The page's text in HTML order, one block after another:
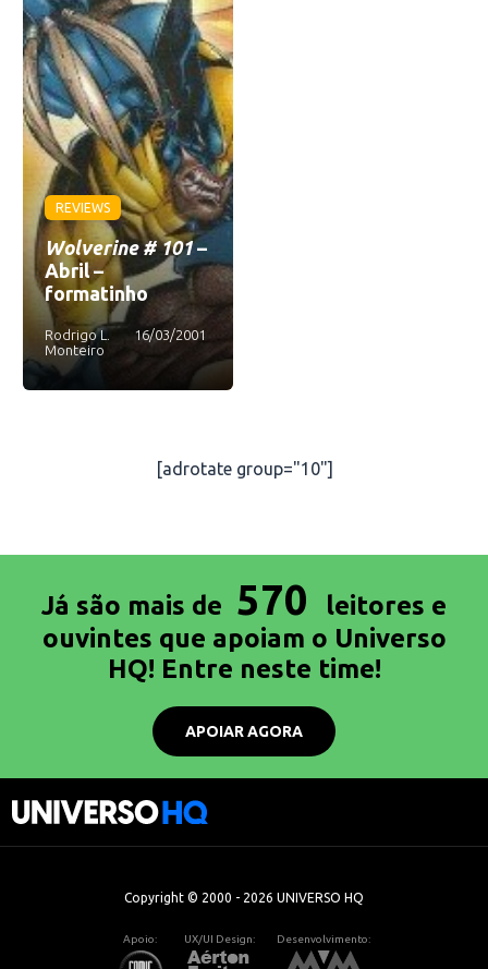
REVIEWS
Wolverine # 101–
Abril –
formatinho
Rodrigo L.
Monteiro
16/03/2001
[adrotate group="10"]
Já são mais de 570
leitores e
ouvintes que apoiam o Universo
HQ! Entre neste time!
APOIAR AGORA
Copyright © 2000 - 2026 UNIVERSO HQ
Apoio: UX/UI Design: Desenvolvimento: